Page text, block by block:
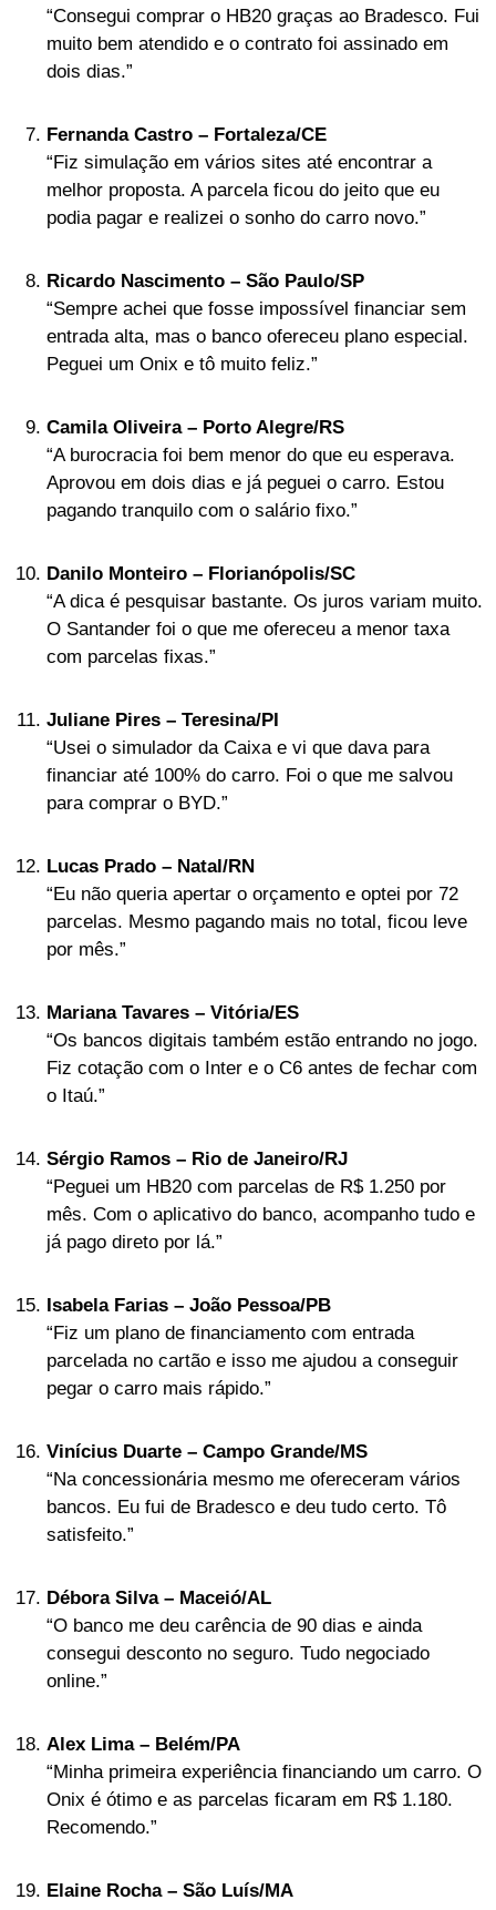
“Consegui comprar o HB20 graças ao Bradesco. Fui
muito bem atendido e o contrato foi assinado em
dois dias.”
Fernanda Castro – Fortaleza/CE
“Fiz simulação em vários sites até encontrar a
melhor proposta. A parcela ficou do jeito que eu
podia pagar e realizei o sonho do carro novo.”
Ricardo Nascimento – São Paulo/SP
“Sempre achei que fosse impossível financiar sem
entrada alta, mas o banco ofereceu plano especial.
Peguei um Onix e tô muito feliz.”
Camila Oliveira – Porto Alegre/RS
“A burocracia foi bem menor do que eu esperava.
Aprovou em dois dias e já peguei o carro. Estou
pagando tranquilo com o salário fixo.”
Danilo Monteiro – Florianópolis/SC
“A dica é pesquisar bastante. Os juros variam muito.
O Santander foi o que me ofereceu a menor taxa
com parcelas fixas.”
Juliane Pires – Teresina/PI
“Usei o simulador da Caixa e vi que dava para
financiar até 100% do carro. Foi o que me salvou
para comprar o BYD.”
Lucas Prado – Natal/RN
“Eu não queria apertar o orçamento e optei por 72
parcelas. Mesmo pagando mais no total, ficou leve
por mês.”
Mariana Tavares – Vitória/ES
“Os bancos digitais também estão entrando no jogo.
Fiz cotação com o Inter e o C6 antes de fechar com
o Itaú.”
Sérgio Ramos – Rio de Janeiro/RJ
“Peguei um HB20 com parcelas de R$ 1.250 por
mês. Com o aplicativo do banco, acompanho tudo e
já pago direto por lá.”
Isabela Farias – João Pessoa/PB
“Fiz um plano de financiamento com entrada
parcelada no cartão e isso me ajudou a conseguir
pegar o carro mais rápido.”
Vinícius Duarte – Campo Grande/MS
“Na concessionária mesmo me ofereceram vários
bancos. Eu fui de Bradesco e deu tudo certo. Tô
satisfeito.”
Débora Silva – Maceió/AL
“O banco me deu carência de 90 dias e ainda
consegui desconto no seguro. Tudo negociado
online.”
Alex Lima – Belém/PA
“Minha primeira experiência financiando um carro. O
Onix é ótimo e as parcelas ficaram em R$ 1.180.
Recomendo.”
Elaine Rocha – São Luís/MA